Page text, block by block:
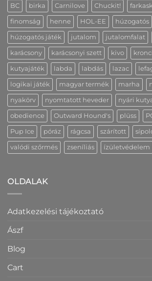
BC birka Carnilove Chuckit!
finomság henne HOL-EE húzogatós
húzogatós játék jutalom jutalomfalat
karácsony karácsonyi szett kivo
kutyajáték labda labdás lazac
logikai játék magyar termék marha
nyakörv nyomtatott heveder nyári
obedience Outward Hound's plüss
Pup Ice póráz rágcsa szárított
valódi szőrmés zseníliás ízületvédelem
OLDALAK
Adatkezelési tájékoztató
Ászf
Blog
Cart